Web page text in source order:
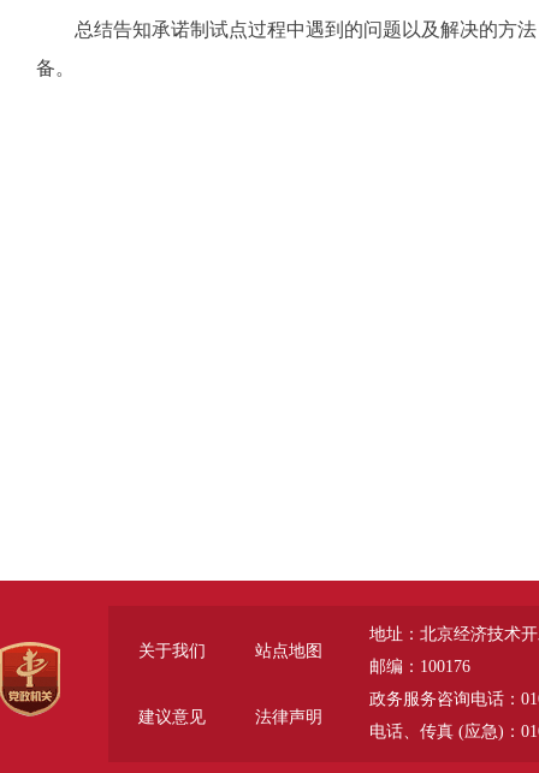
总结告知承诺制试点过程中遇到的问题以及解决的方
备。
关于我们 站点地图
建议意见 法律声明
地址：北京经济技术
邮编：100176
政务服务咨询电话：
电话、传真 (应急)：